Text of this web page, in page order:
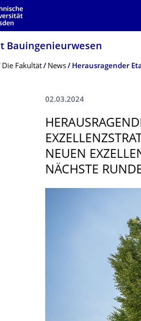
Bauingenieurwesen
Menü
Die Fakultät News
02.03.2024
NEUEN
NÄCHSTE